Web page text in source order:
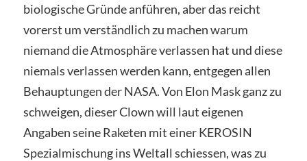
biologische Gründe anführen, aber das reicht
vorerst um verständlich zu machen warum
niemand die Atmosphäre verlassen hat und diese
niemals verlassen werden kann, entgegen allen
Behauptungen der NASA. Von Elon Mask ganz zu
schweigen, dieser Clown will laut eigenen
Angaben seine Raketen mit einer KEROSIN
Spezialmischung ins Weltall schiessen, was zu